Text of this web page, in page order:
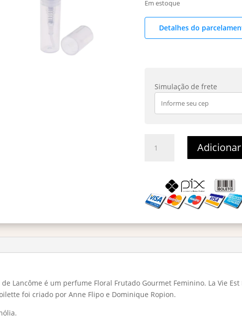
Em estoque
Detalhes do
Simulação de frete
De
Toilette
quantidade
de Lancôme é um perfume Floral Frutado Gourmet Feminino. La Vie
foi criado por Anne Flipo e Dominique Ropion.